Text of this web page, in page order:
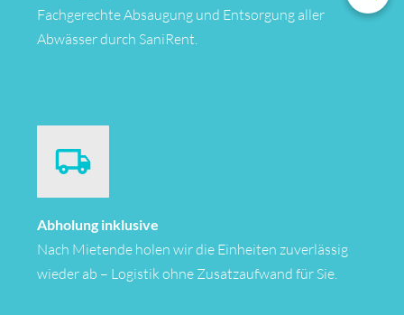
Fachgerechte Absaugung und Entsorgung aller
Abwässer durch SaniRent.
Abholung inklusive
Nach Mietende holen wir die Einheiten zuverlässig
wieder ab – Logistik ohne Zusatzaufwand für Sie.